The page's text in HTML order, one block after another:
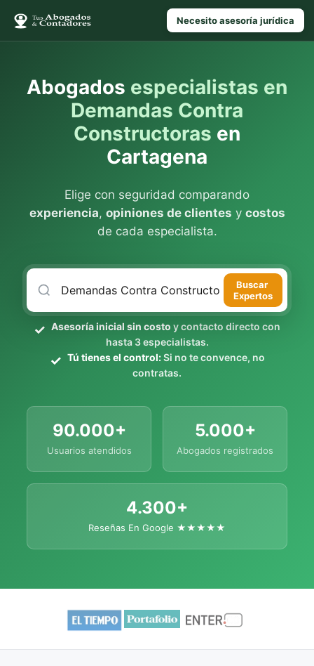
Necesito asesoría jurídica
Abogados especialistas en
Demandas Contra
Constructoras en
Cartagena
Elige con seguridad comparando
experiencia, opiniones de clientes y costos
de cada especialista.
Buscar
Expertos
Asesoría inicial sin costo y contacto directo con
hasta 3 especialistas.
Tú tienes el control:Si no te convence, no
contratas.
90.000+
Usuarios atendidos
5.000+
Abogados registrados
4.300+
Reseñas En Google ★★★★★